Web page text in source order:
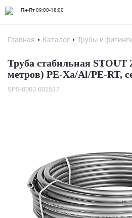
Пн-Пт 09:00-18:00
Главная Каталог Трубы и фитинги
Труба стабильная STOUT
метров) PE-Xa/Al/PE-RT,
SPS-0002-002537